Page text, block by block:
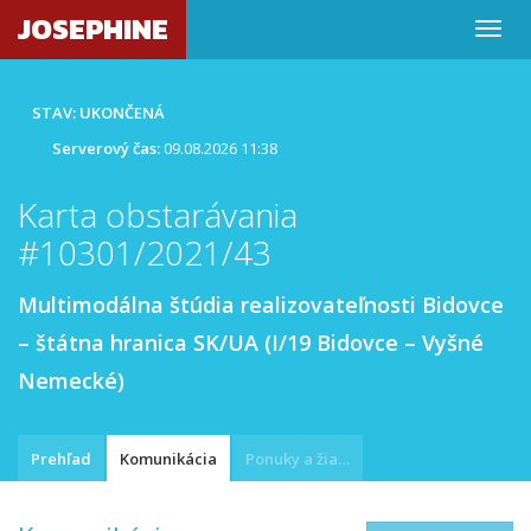
JOSEPHINE
STAV: UKONČENÁ
Serverový čas:09.08.2026 11:38
Karta obstarávania
#10301/2021/43
Multimodálna štúdia realizovateľnosti Bidovce
– štátna hranica SK/UA (I/19 Bidovce – Vyšné
Nemecké)
Prehľad Komunikácia Ponuky a žiadosti